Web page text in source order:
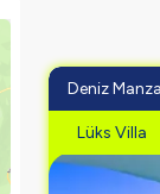
Deniz
Lüks Villa